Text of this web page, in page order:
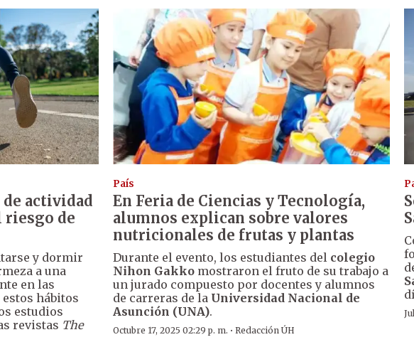
actividad
riesgo de
y dormir
a una
en las
hábitos
estudios
revistas The
País
En Feria de Ciencias y Tecnología,
alumnos explican sobre valores
nutricionales de frutas y plantas
Durante el evento, los estudiantes del colegio
Nihon Gakko mostraron el fruto de su trabajo a
un jurado compuesto por docentes y alumnos
de carreras de la Universidad Nacional de
Asunción (UNA).
Octubre 17, 2025 02:29 p. m. ·Redacción ÚH